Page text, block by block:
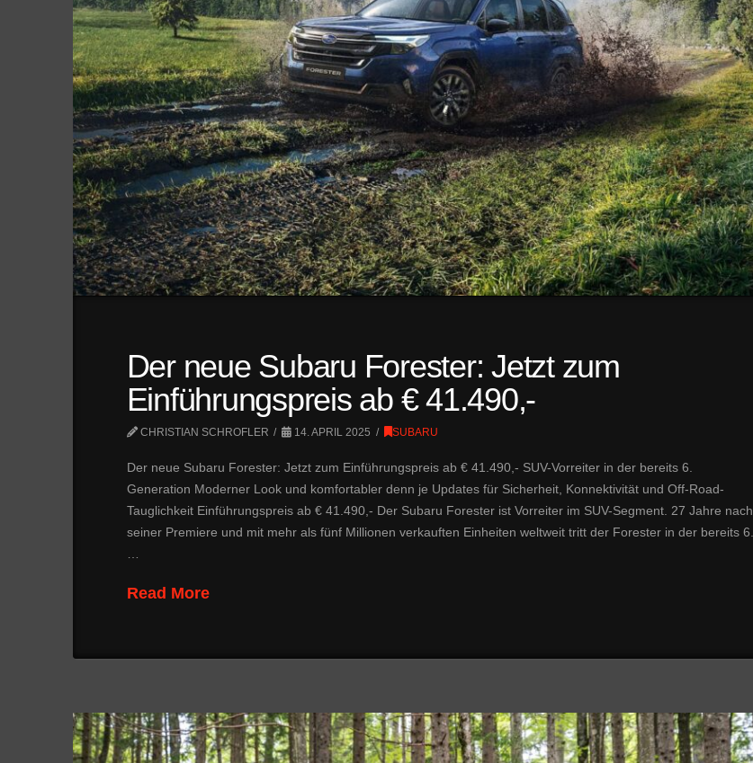
Der neue Subaru Forester: Jetzt zum
Einführungspreis ab € 41.490,-
CHRISTIAN SCHROFLER 14. APRIL 2025 SUBARU
Der neue Subaru Forester: Jetzt zum Einführungspreis ab € 41.490,- SUV-Vorreiter in der bereits 6.
Generation Moderner Look und komfortabler denn je Updates für Sicherheit, Konnektivität und Off-Road-
Tauglichkeit Einführungspreis ab € 41.490,- Der Subaru Forester ist Vorreiter im SUV-Segment. 27 Jahre nach
seiner Premiere und mit mehr als fünf Millionen verkauften Einheiten weltweit tritt der Forester in der bereits 6.
Read More